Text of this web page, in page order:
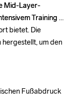
Mid-Layer-
Training
bietet. Die
um den
Fußabdruck
Mid-Layer-
Training
bietet. Die
um den
Fußabdruck